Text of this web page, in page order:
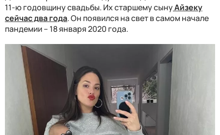
11-ю годовщину свадьбы. Их старшему сынуАйзеку
сейчас два года. Он появился на свет в самом начале
пандемии – 18 января 2020 года.